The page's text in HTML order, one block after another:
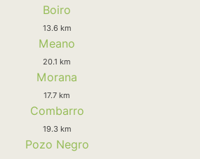
Boiro
13.6 km
Meano
20.1 km
Morana
17.7 km
Combarro
19.3 km
Pozo Negro